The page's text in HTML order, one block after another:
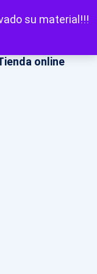
su material!!!
online